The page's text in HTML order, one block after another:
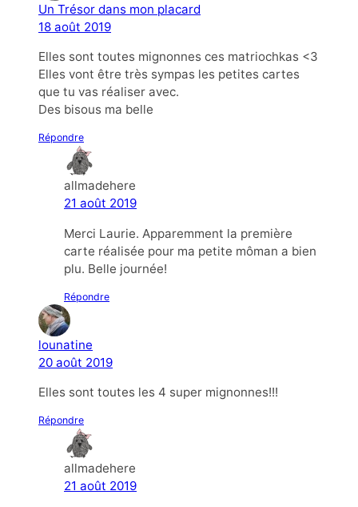
Un Trésor dans mon placard
18 août 2019
Elles sont toutes mignonnes ces matriochkas <3
Elles vont être très sympas les petites cartes
que tu vas réaliser avec.
Des bisous ma belle
Répondre
allmadehere
21 août 2019
Merci Laurie. Apparemment la première
carte réalisée pour ma petite môman a bien
plu. Belle journée!
Répondre
lounatine
20 août 2019
Elles sont toutes les 4 super mignonnes!!!
Répondre
allmadehere
21 août 2019